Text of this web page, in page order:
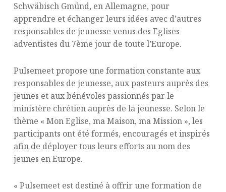
Schwäbisch Gmünd, en Allemagne, pour
apprendre et échanger leurs idées avec d’autres
responsables de jeunesse venus des Eglises
adventistes du 7ème jour de toute l’Europe.
Pulsemeet propose une formation constante aux
responsables de jeunesse, aux pasteurs auprès des
jeunes et aux bénévoles passionnés par le
ministère chrétien auprès de la jeunesse. Selon le
thème « Mon Eglise, ma Maison, ma Mission », les
participants ont été formés, encouragés et inspirés
afin de déployer tous leurs efforts au nom des
jeunes en Europe.
« Pulsemeet est destiné à offrir une formation de